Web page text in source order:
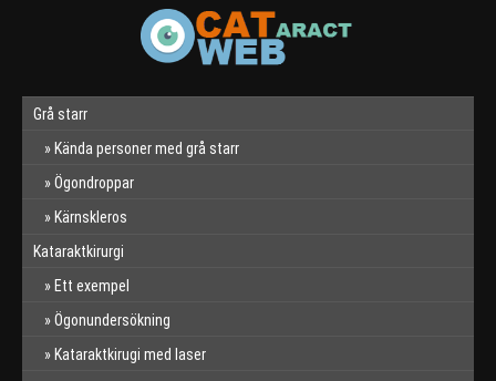
Grå starr
Kända personer med grå starr
Ögondroppar
Kärnskleros
Kataraktkirurgi
Ett exempel
Ögonundersökning
Kataraktkirugi med laser